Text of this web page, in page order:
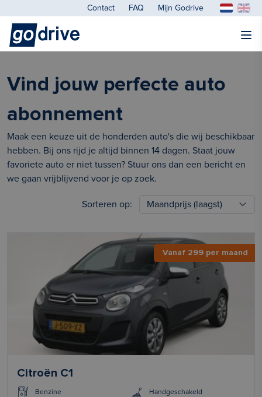
Contact FAQ Mijn Godrive
Vind jouw perfecte auto
abonnement
Maak een keuze uit de honderden auto's die wij beschikbaar
hebben. Bij ons rijd je altijd binnen 14 dagen. Staat jouw
favoriete auto er niet tussen? Stuur ons dan een bericht en
we gaan vrijblijvend voor je op zoek.
Sorteren op:
Vanaf 299 per maand
Citroën C1
Benzine Handgeschakeld